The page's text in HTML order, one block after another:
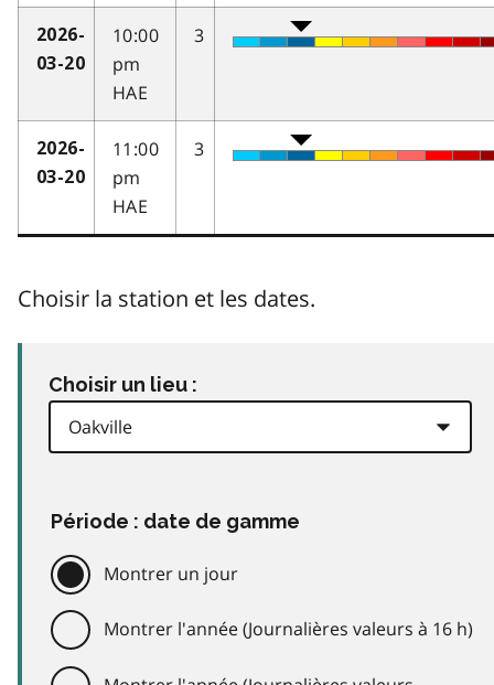
2026-
03-20
10:00
pm
HAE
3
2026-
03-20
11:00
pm
HAE
3
Choisir la station et les dates.
Choisir un lieu :
Période : date de gamme
Montrer un jour
Montrer l'année (Journalières valeurs à 16 h)